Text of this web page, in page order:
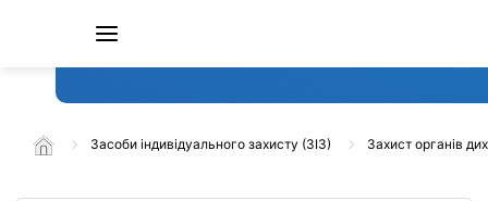
Засоби індивідуального захисту (ЗІЗ) Захист органів